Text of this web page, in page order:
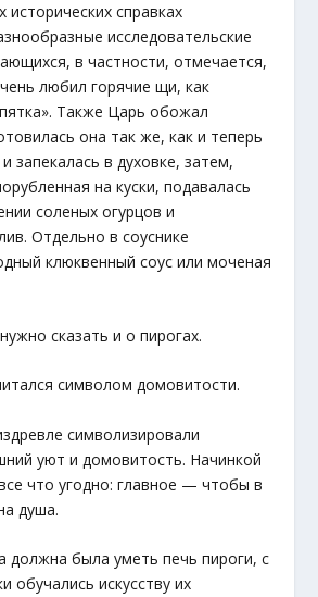
исторических справках
исследовательские
в частности, отмечается,
любил горячие щи, как
Также Царь обожал
она так же, как и теперь
запекалась в духовке, затем,
на куски, подавалась
соленых огурцов и
Отдельно в соуснике
клюквенный соус или моченая
сказать и о пирогах.
символом домовитости.
символизировали
уют и домовитость. Начинкой
что угодно: главное — чтобы в
душа.
была уметь печь пироги, с
обучались искусству их